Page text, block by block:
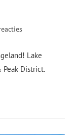
Lake
Peak District.